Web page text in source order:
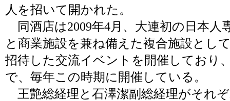
人を招いて開かれた。
同酒店は2009年4月、大連初の日本人
と商業施設を兼ね備えた複合施設とし
招待した交流イベントを開催しており
で、毎年この時期に開催している。
王艶総経理と石澤潔副総経理がそれ